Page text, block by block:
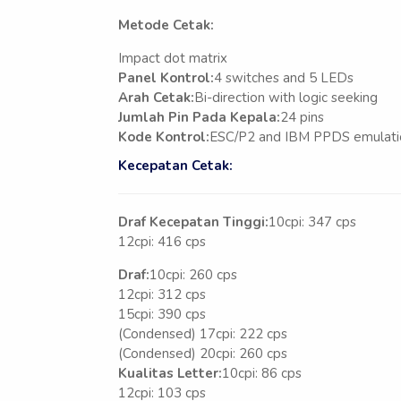
Metode Cetak:
Impact dot matrix
Panel Kontrol:4 switches and 5 LEDs
Arah Cetak:Bi-direction with logic seeking
Jumlah Pin Pada Kepala:24 pins
Kode Kontrol:ESC/P2 and IBM PPDS
Kecepatan Cetak:
Draf Kecepatan Tinggi:10cpi: 347 cps
12cpi: 416 cps
Draf:10cpi: 260 cps
12cpi: 312 cps
15cpi: 390 cps
(Condensed) 17cpi: 222 cps
(Condensed) 20cpi: 260 cps
Kualitas Letter:10cpi: 86 cps
12cpi: 103 cps